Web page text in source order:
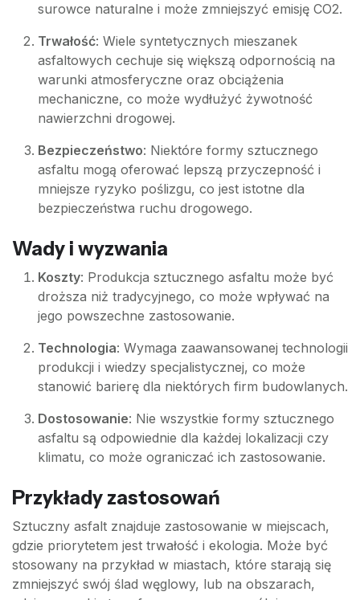
surowce naturalne i może zmniejszyć emisję CO2.
Trwałość: Wiele syntetycznych mieszanek
asfaltowych cechuje się większą odpornością na
warunki atmosferyczne oraz obciążenia
mechaniczne, co może wydłużyć żywotność
nawierzchni drogowej.
Bezpieczeństwo: Niektóre formy sztucznego
asfaltu mogą oferować lepszą przyczepność i
mniejsze ryzyko poślizgu, co jest istotne dla
bezpieczeństwa ruchu drogowego.
Wady i wyzwania
Koszty: Produkcja sztucznego asfaltu może być
droższa niż tradycyjnego, co może wpływać na
jego powszechne zastosowanie.
Technologia: Wymaga zaawansowanej technologii
produkcji i wiedzy specjalistycznej, co może
stanowić barierę dla niektórych firm budowlanych.
Dostosowanie: Nie wszystkie formy sztucznego
asfaltu są odpowiednie dla każdej lokalizacji czy
klimatu, co może ograniczać ich zastosowanie.
Przykłady zastosowań
Sztuczny asfalt znajduje zastosowanie w miejscach,
gdzie priorytetem jest trwałość i ekologia. Może być
stosowany na przykład w miastach, które starają się
zmniejszyć swój ślad węglowy, lub na obszarach,